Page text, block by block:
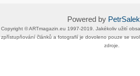
Powered by
Copyright ©​ ​​ARTmagazin.eu ​1997-2019​.​ Jakékoliv užití
zpřístupňování článků a fotografií je dovoleno pouze se
zdroje.